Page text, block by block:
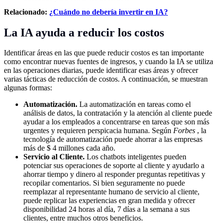
Relacionado: ¿Cuándo no debería invertir en IA?
La IA ayuda a reducir los costos
Identificar áreas en las que puede reducir costos es tan importante
como encontrar nuevas fuentes de ingresos, y cuando la IA se utiliza
en las operaciones diarias, puede identificar esas áreas y ofrecer
varias tácticas de reducción de costos. A continuación, se muestran
algunas formas:
Automatización. La automatización en tareas como el
análisis de datos, la contratación y la atención al cliente puede
ayudar a los empleados a concentrarse en tareas que son más
urgentes y requieren perspicacia humana. Según Forbes , la
tecnología de automatización puede ahorrar a las empresas
más de $ 4 millones cada año.
Servicio al Cliente. Los chatbots inteligentes pueden
potenciar sus operaciones de soporte al cliente y ayudarlo a
ahorrar tiempo y dinero al responder preguntas repetitivas y
recopilar comentarios. Si bien seguramente no puede
reemplazar al representante humano de servicio al cliente,
puede replicar las experiencias en gran medida y ofrecer
disponibilidad 24 horas al día, 7 días a la semana a sus
clientes, entre muchos otros beneficios.